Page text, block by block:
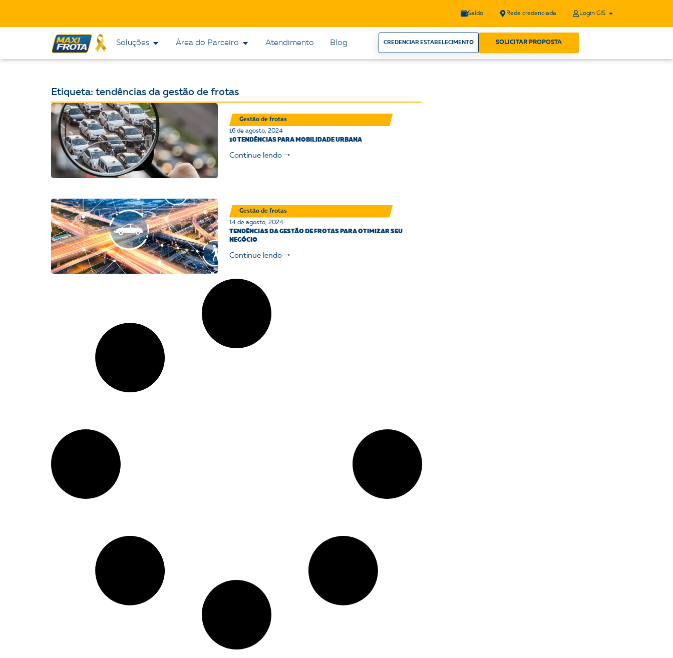
Saldo Rede credenciada Login GIS
Soluções Área do Parceiro Atendimento Blog CREDENCIAR ESTABELECIMENTO SOLICITAR PROPOSTA
Etiqueta: tendências da gestão de frotas
Gestão de frotas
16 de agosto, 2024
10 TENDÊNCIAS PARA MOBILIDADE URBANA
Continue lendo 🠒
Gestão de frotas
14 de agosto, 2024
TENDÊNCIAS DA GESTÃO DE FROTAS PARA OTIMIZAR SEU
NEGÓCIO
Continue lendo 🠒